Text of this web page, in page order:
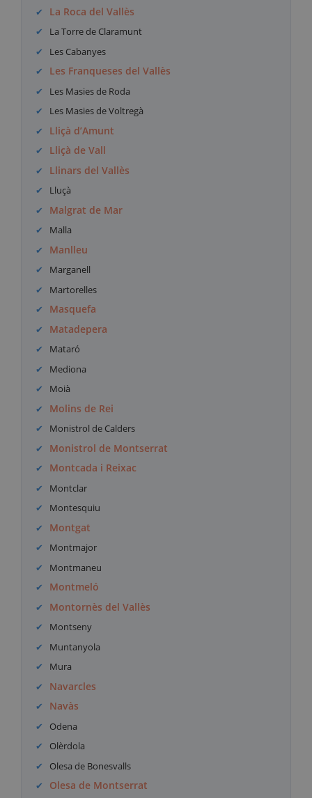
La Roca del Vallès
La Torre de Claramunt
Les Cabanyes
Les Franqueses del Vallès
Les Masies de Roda
Les Masies de Voltregà
Lliçà d’Amunt
Lliçà de Vall
Llinars del Vallès
Lluçà
Malgrat de Mar
Malla
Manlleu
Marganell
Martorelles
Masquefa
Matadepera
Mataró
Mediona
Moià
Molins de Rei
Monistrol de Calders
Monistrol de Montserrat
Montcada i Reixac
Montclar
Montesquiu
Montgat
Montmajor
Montmaneu
Montmeló
Montornès del Vallès
Montseny
Muntanyola
Mura
Navarcles
Navàs
Odena
Olèrdola
Olesa de Bonesvalls
Olesa de Montserrat